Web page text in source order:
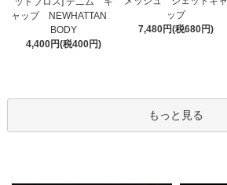
ャップ NEWHATTAN
BODY
4,400円(税400円)
ップ
7,480円(税680円)
もっと見る